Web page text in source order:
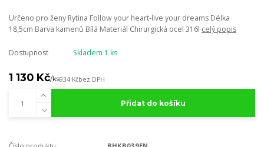
Určeno pro ženy Rytina Follow your heart-live your dreams Délka
18,5cm Barva kamenů Bílá Materiál Chirurgická ocel 316l celý popis
Dostupnost Skladem 1 ks
1 130 Kč/ks934 Kčbez DPH
Přidat do košíku